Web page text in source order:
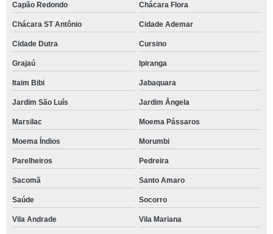
Capão Redondo Chácara Flora
Chácara ST Antônio Cidade Ademar
Cidade Dutra Cursino
Grajaú Ipiranga
Itaim Bibi Jabaquara
Jardim São Luís Jardim Ângela
Marsilac Moema Pássaros
Moema Índios Morumbi
Parelheiros Pedreira
Sacomã Santo Amaro
Saúde Socorro
Vila Andrade Vila Mariana